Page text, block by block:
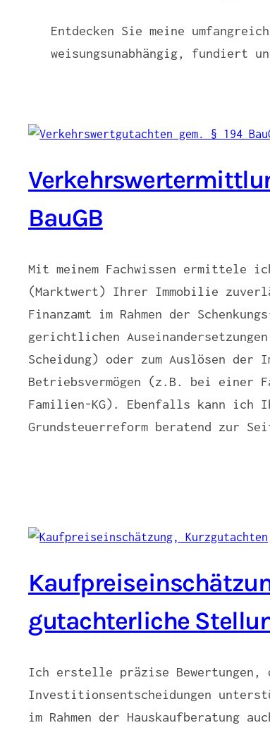
Entdecken Sie meine
weisungsunabhängig, fundiert
BauGB
Mit meinem Fachwissen ermittele
(Marktwert) Ihrer Immobilie
Finanzamt im Rahmen der
gerichtlichen
Scheidung) oder zum Auslösen der
Betriebsvermögen (z.B. bei einer
Familien-KG). Ebenfalls kann ich
Grundsteuerreform beratend zur
gutachterliche
Ich erstelle präzise Bewertungen,
Investitionsentscheidungen
im Rahmen der Hauskaufberatung